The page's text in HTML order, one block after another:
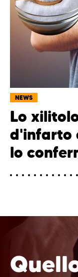
NEWS
Lo
d'infarto
lo